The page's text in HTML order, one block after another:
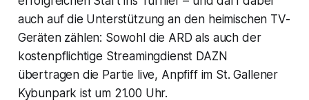
auch auf die Unterstützung an den heimischen TV-
Geräten zählen: Sowohl die ARD als auch der
kostenpflichtige Streamingdienst DAZN
übertragen die Partie live, Anpfiff im St. Gallener
Kybunpark ist um 21.00 Uhr.